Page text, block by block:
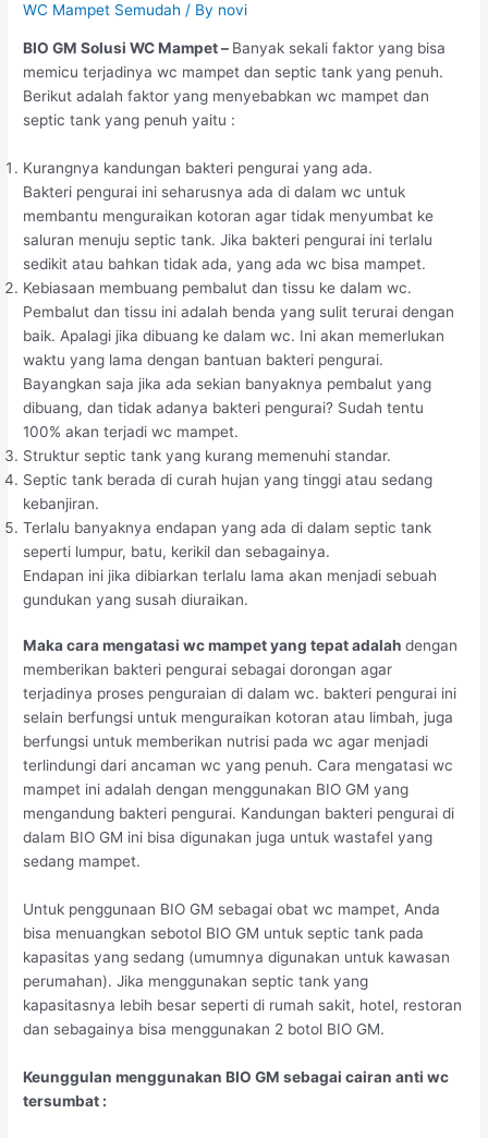
WC Mampet Semudah / By novi
BIO GM Solusi WC Mampet – Banyak sekali faktor yang bisa
memicu terjadinya wc mampet dan septic tank yang penuh.
Berikut adalah faktor yang menyebabkan wc mampet dan
septic tank yang penuh yaitu :
Kurangnya kandungan bakteri pengurai yang ada.
Bakteri pengurai ini seharusnya ada di dalam wc untuk
membantu menguraikan kotoran agar tidak menyumbat ke
saluran menuju septic tank. Jika bakteri pengurai ini terlalu
sedikit atau bahkan tidak ada, yang ada wc bisa mampet.
Kebiasaan membuang pembalut dan tissu ke dalam wc.
Pembalut dan tissu ini adalah benda yang sulit terurai dengan
baik. Apalagi jika dibuang ke dalam wc. Ini akan memerlukan
waktu yang lama dengan bantuan bakteri pengurai.
Bayangkan saja jika ada sekian banyaknya pembalut yang
dibuang, dan tidak adanya bakteri pengurai? Sudah tentu
100% akan terjadi wc mampet.
Struktur septic tank yang kurang memenuhi standar.
Septic tank berada di curah hujan yang tinggi atau sedang
kebanjiran.
Terlalu banyaknya endapan yang ada di dalam septic tank
seperti lumpur, batu, kerikil dan sebagainya.
Endapan ini jika dibiarkan terlalu lama akan menjadi sebuah
gundukan yang susah diuraikan.
Maka cara mengatasi wc mampet yang tepat adalahdengan
memberikan bakteri pengurai sebagai dorongan agar
terjadinya proses penguraian di dalam wc. bakteri pengurai ini
selain berfungsi untuk menguraikan kotoran atau limbah, juga
berfungsi untuk memberikan nutrisi pada wc agar menjadi
terlindungi dari ancaman wc yang penuh. Cara mengatasi wc
mampet ini adalah dengan menggunakan BIO GM yang
mengandung bakteri pengurai. Kandungan bakteri pengurai di
dalam BIO GM ini bisa digunakan juga untuk wastafel yang
sedang mampet.
Untuk penggunaan BIO GM sebagai obat wc mampet, Anda
bisa menuangkan sebotol BIO GM untuk septic tank pada
kapasitas yang sedang (umumnya digunakan untuk kawasan
perumahan). Jika menggunakan septic tank yang
kapasitasnya lebih besar seperti di rumah sakit, hotel, restoran
dan sebagainya bisa menggunakan 2 botol BIO GM.
Keunggulan menggunakan BIO GM sebagai cairan anti wc
tersumbat :